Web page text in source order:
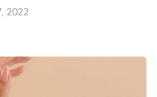
2022